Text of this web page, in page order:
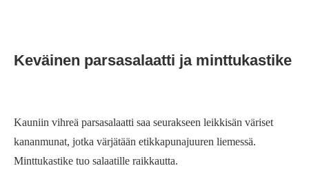
Keväinen parsasalaatti ja minttukastike
Kauniin vihreä parsasalaatti saa seurakseen leikkisän väriset
kananmunat, jotka värjätään etikkapunajuuren liemessä.
Minttukastike tuo salaatille raikkautta.